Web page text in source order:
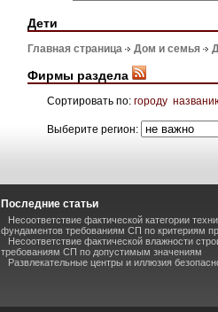
Дети
Главная страница Дом и семья
Фирмы раздела
Сортировать по: городу
Выберите регион:
Последние статьи
Несоответствие фактической категории
фундаментов требованиям СП по критериям
Несоответствие фактической влажности
требованиям СП по допустимым значениям
Развлекательные центры и иллюзия